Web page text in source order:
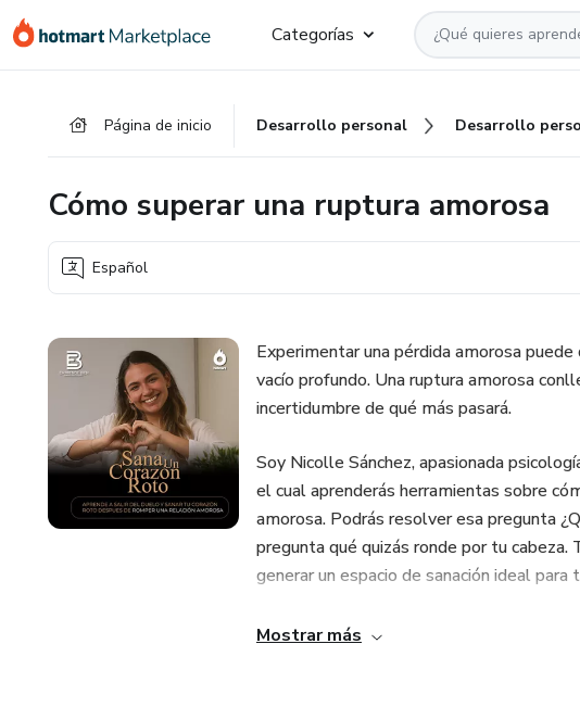
Categorías
Página de inicio Desarrollo personal Desarrollo
Cómo superar una ruptura amorosa
Español
Experimentar una pérdida amorosa
vacío profundo. Una ruptura amorosa
incertidumbre de qué más pasará.
Soy Nicolle Sánchez, apasionada
el cual aprenderás herramientas sobre
amorosa. Podrás resolver esa pregunta
pregunta qué quizás ronde por tu cabeza.
generar un espacio de sanación ideal para
Únete ahora y descubre cómo sanar tu
Mostrar más